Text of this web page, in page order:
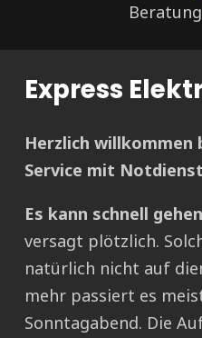
Express
Herzlich
Service mit
Es kann schnell
versagt plötzlich.
natürlich nicht auf
mehr passiert es
Sonntagabend. Die